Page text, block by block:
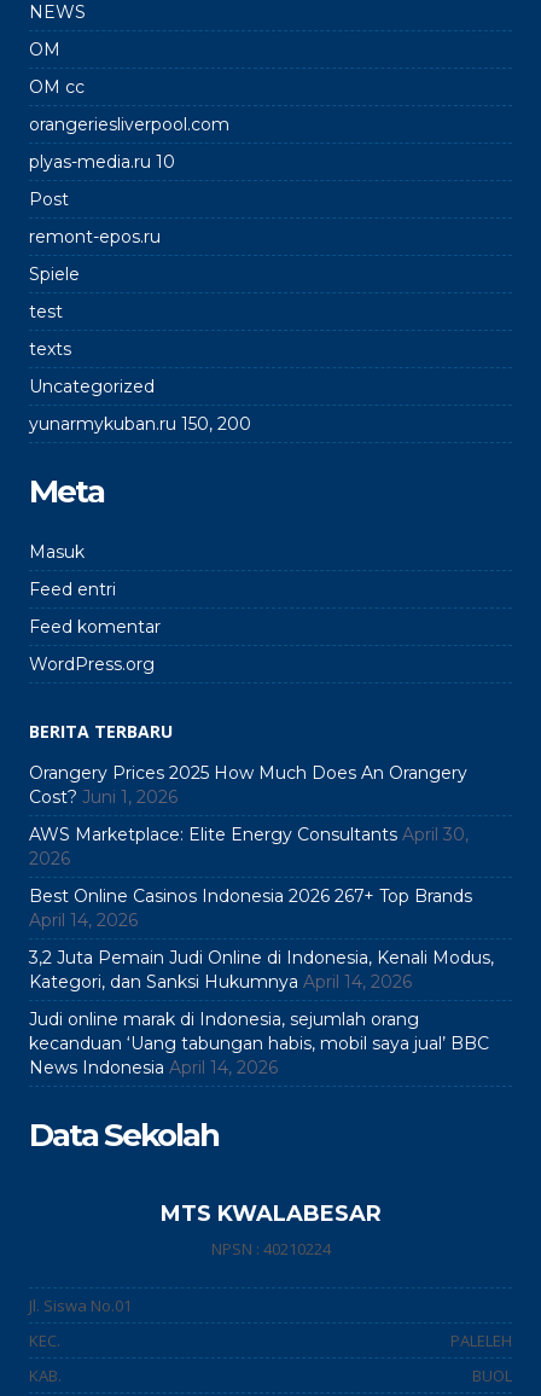
NEWS
OM
OM cc
orangeriesliverpool.com
plyas-media.ru 10
Post
remont-epos.ru
Spiele
test
texts
Uncategorized
yunarmykuban.ru 150, 200
Meta
Masuk
Feed entri
Feed komentar
WordPress.org
BERITA TERBARU
Orangery Prices 2025 How Much Does An Orangery
Cost? Juni 1, 2026
AWS Marketplace: Elite Energy Consultants April 30,
2026
Best Online Casinos Indonesia 2026 267+ Top Brands
April 14, 2026
3,2 Juta Pemain Judi Online di Indonesia, Kenali Modus,
Kategori, dan Sanksi Hukumnya April 14, 2026
Judi online marak di Indonesia, sejumlah orang
kecanduan ‘Uang tabungan habis, mobil saya jual’ BBC
News Indonesia April 14, 2026
Data Sekolah
MTS KWALABESAR
NPSN : 40210224
Jl. Siswa No.01
KEC.
PALELEH
KAB.
BUOL